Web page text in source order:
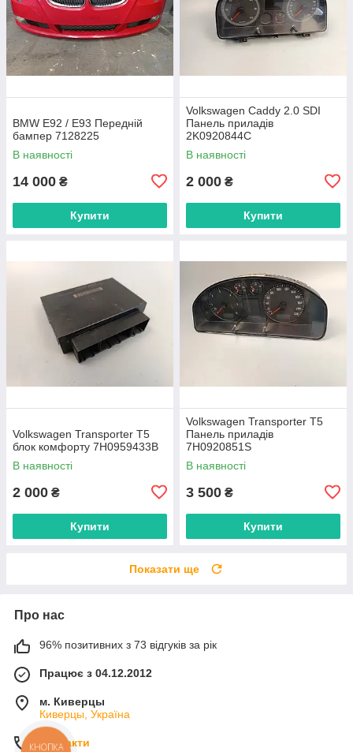
BMW E92 / E93 Передній
бампер 7128225
В наявності
14 000 ₴
Купити
Volkswagen Caddy 2.0 SDI
Панель приладів
2K0920844C
В наявності
2 000 ₴
Купити
Volkswagen Transporter T5
блок комфорту 7H0959433B
В наявності
2 000 ₴
Купити
Volkswagen Transporter T5
Панель приладів
7H0920851S
В наявності
3 500 ₴
Купити
Показати ще
Про нас
96% позитивних з 73 відгуків за рік
Працює з 04.12.2012
м. Киверцы
Киверцы, Україна
Контакти
КНОПКА